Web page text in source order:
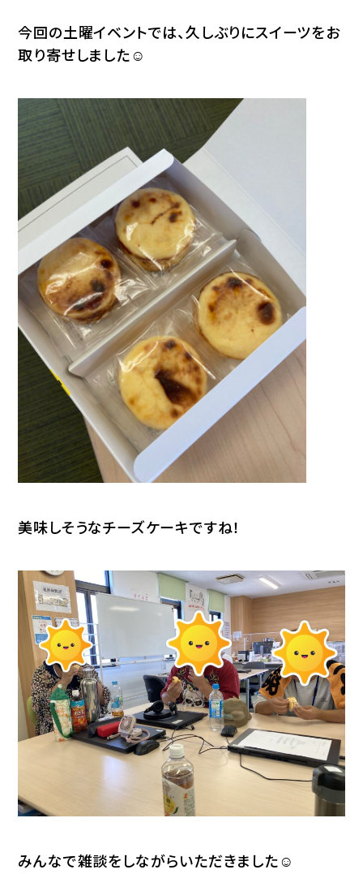
今回の土曜イベントでは、久しぶりにスイーツをお
取り寄せしました☺
美味しそうなチーズケーキですね！
みんなで雑談をしながらいただきました☺